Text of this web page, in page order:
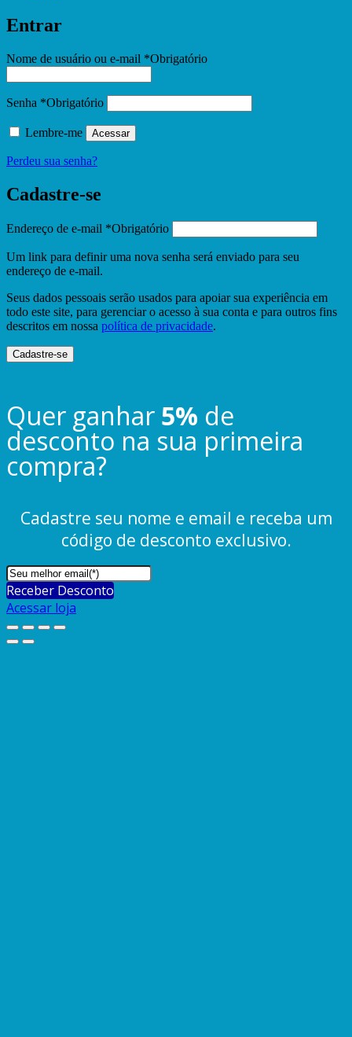
Entrar
Nome de usuário ou e-mail *Obrigatório
Senha *Obrigatório
Lembre-me Acessar
Perdeu sua senha?
Cadastre-se
Endereço de e-mail *Obrigatório
Um link para definir uma nova senha será enviado para seu
endereço de e-mail.
Seus dados pessoais serão usados ​​para apoiar sua experiência em
todo este site, para gerenciar o acesso à sua conta e para outros fins
descritos em nossa política de privacidade.
Cadastre-se
Quer ganhar 5% de
desconto na sua primeira
compra?
Cadastre seu nome e email e receba um
código de desconto exclusivo.
Receber Desconto
Acessar loja